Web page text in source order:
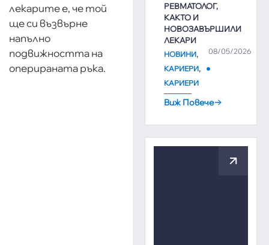
лекарите е, че той
ще си възвърне
напълно
подвижността на
оперираната ръка.
РЕВМАТОЛОГ,
КАКТО И
НОВОЗАВЪРШИЛИ
ЛЕКАРИ
08/05/2026
НОВИНИ,
КАРИЕРИ,
КАРИЕРИ
Виж Повече